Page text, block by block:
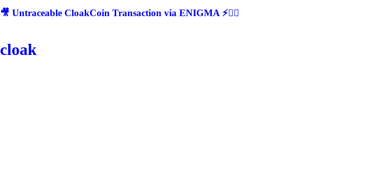
🎥 Untraceable CloakCoin Transaction via ENIGMA ⚡🕵‍♂
cloak